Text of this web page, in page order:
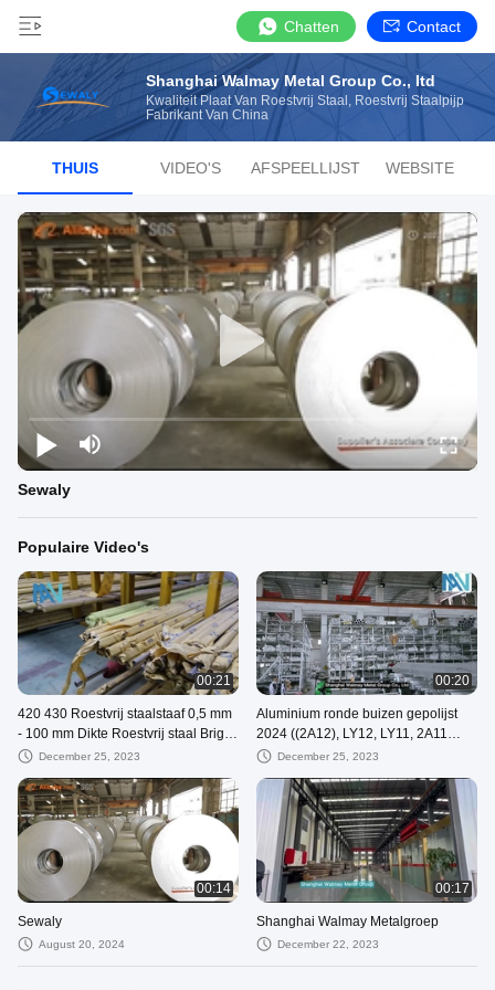
Chatten Contact
Shanghai Walmay Metal Group Co., Itd
Kwaliteit Plaat Van Roestvrij Staal, Roestvrij Staalpijp
Fabrikant Van China
THUIS VIDEO'S AFSPEELLIJST WEBSITE
Sewaly
Populaire Video's
00:21
420 430 Roestvrij staalstaaf 0,5 mm
- 100 mm Dikte Roestvrij staal Bright
Bar Fabrikanten
December 25, 2023
00:20
Aluminium ronde buizen gepolijst
2024 ((2A12), LY12, LY11, 2A11
Aluminium buizen China
December 25, 2023
00:14
Sewaly
August 20, 2024
00:17
Shanghai Walmay Metalgroep
December 22, 2023